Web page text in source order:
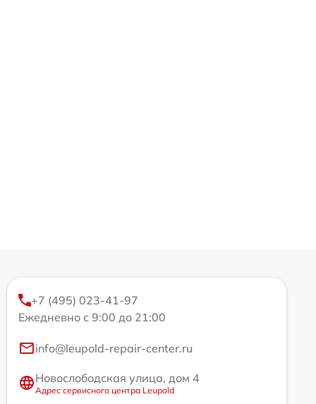
+7 (495) 023-41-97
Ежедневно с 9:00 до 21:00
info@leupold-repair-center.ru
Новослободская улица, дом 4
Адрес сервисного центра Leupold